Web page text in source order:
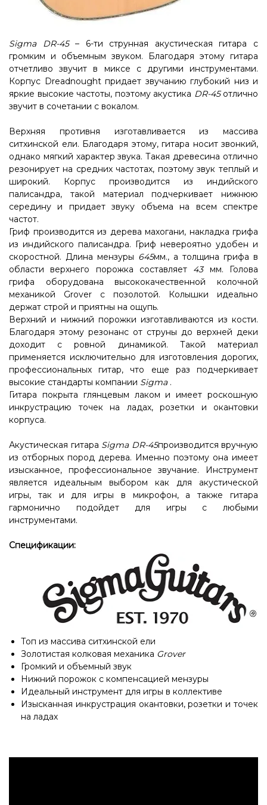
Sigma DR-45– 6-ти струнная акустическая гитара с
громким и объемным звуком. Благодаря этому гитара
отчетливо звучит в миксе с другими инструментами.
Корпус Dreadnought придает звучанию глубокий низ и
яркие высокие частоты, поэтому акустика DR-45отлично
звучит в сочетании с вокалом.
Верхняя противня изготавливается из массива
ситхинской ели. Благодаря этому, гитара носит звонкий,
однако мягкий характер звука. Такая древесина отлично
резонирует на средних частотах, поэтому звук теплый и
широкий. Корпус производится из индийского
палисандра, такой материал подчеркивает нижнюю
середину и придает звуку объема на всем спектре
частот.
Гриф производится из дерева махогани, накладка грифа
из индийского палисандра. Гриф невероятно удобен и
скоростной. Длина мензуры 645мм., а толщина грифа в
области верхнего порожка составляет 43мм. Голова
грифа оборудована высококачественной колочной
механикой Grover с позолотой. Колышки идеально
держат строй и приятны на ощупь.
Верхний и нижний порожки изготавливаются из кости.
Благодаря этому резонанс от струны до верхней деки
доходит с ровной динамикой. Такой материал
применяется исключительно для изготовления дорогих,
профессиональных гитар, что еще раз подчеркивает
высокие стандарты компании Sigma.
Гитара покрыта глянцевым лаком и имеет роскошную
инкрустрацию точек на ладах, розетки и окантовки
корпуса.
Акустическая гитара Sigma DR-45производится вручную
из отборных пород дерева. Именно поэтому она имеет
изысканное, профессиональное звучание. Инструмент
является идеальным выбором как для акустической
игры, так и для игры в микрофон, а также гитара
гармонично подойдет для игры с любыми
инструментами.
Спецификации:
Топ из массива ситхинской ели
Золотистая колковая механика Grover
Громкий и объемный звук
Нижний порожок с компенсацией мензуры
Идеальный инструмент для игры в коллективе
Изысканная инкрустрация окантовки, розетки и точек
на ладах